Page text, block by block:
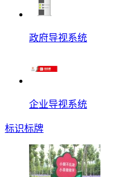
政府导视系统
企业导视系统
标识标牌